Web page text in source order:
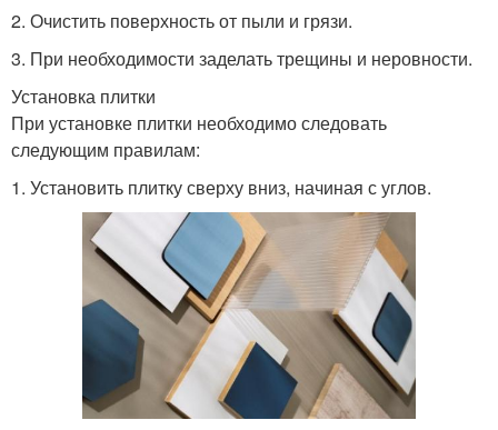
2. Очистить поверхность от пыли и грязи.
3. При необходимости заделать трещины и неровности.
Установка плитки
При установке плитки необходимо следовать
следующим правилам:
1. Установить плитку сверху вниз, начиная с углов.